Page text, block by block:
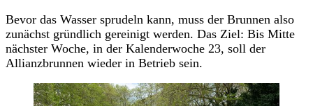
Bevor das Wasser sprudeln kann, muss der Brunnen also
zunächst gründlich gereinigt werden. Das Ziel: Bis Mitte
nächster Woche, in der Kalenderwoche 23, soll der
Allianzbrunnen wieder in Betrieb sein.